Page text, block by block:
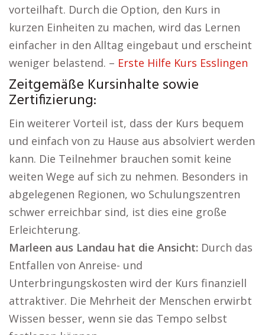
vorteilhaft. Durch die Option, den Kurs in
kurzen Einheiten zu machen, wird das Lernen
einfacher in den Alltag eingebaut und erscheint
weniger belastend. – Erste Hilfe Kurs Esslingen
Zeitgemäße Kursinhalte sowie
Zertifizierung:
Ein weiterer Vorteil ist, dass der Kurs bequem
und einfach von zu Hause aus absolviert werden
kann. Die Teilnehmer brauchen somit keine
weiten Wege auf sich zu nehmen. Besonders in
abgelegenen Regionen, wo Schulungszentren
schwer erreichbar sind, ist dies eine große
Erleichterung.
Marleen aus Landau hat die Ansicht: Durch das
Entfallen von Anreise- und
Unterbringungskosten wird der Kurs finanziell
attraktiver. Die Mehrheit der Menschen erwirbt
Wissen besser, wenn sie das Tempo selbst